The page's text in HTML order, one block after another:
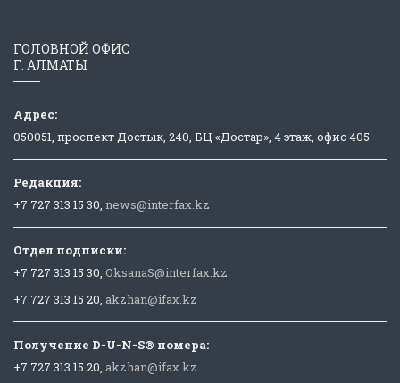
ГОЛОВНОЙ ОФИС
Г. АЛМАТЫ
Адрес:
050051, проспект Достык, 240, БЦ «Достар», 4 этаж, офис 405
Редакция:
+7 727 313 15 30, news@interfax.kz
Отдел подписки:
+7 727 313 15 30, OksanaS@interfax.kz
+7 727 313 15 20, akzhan@ifax.kz
Получение D-U-N-S® номера:
+7 727 313 15 20, akzhan@ifax.kz